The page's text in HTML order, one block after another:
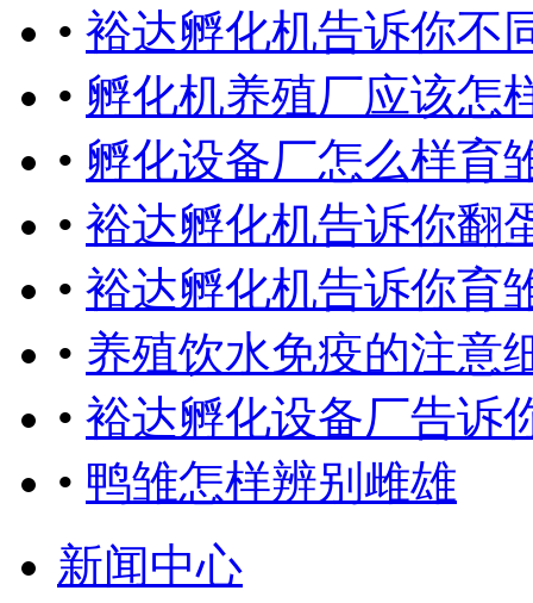
• 裕达孵化机告诉你不
• 孵化机养殖厂应该怎
• 孵化设备厂怎么样育
• 裕达孵化机告诉你翻
• 裕达孵化机告诉你育
• 养殖饮水免疫的注意
• 裕达孵化设备厂告诉
• 鸭雏怎样辨别雌雄
新闻中心